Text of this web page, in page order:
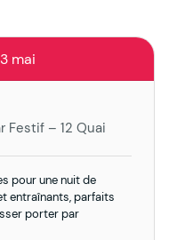
mai
Festif – 12 Quai
pour une nuit de
entraînants, parfaits
porter par